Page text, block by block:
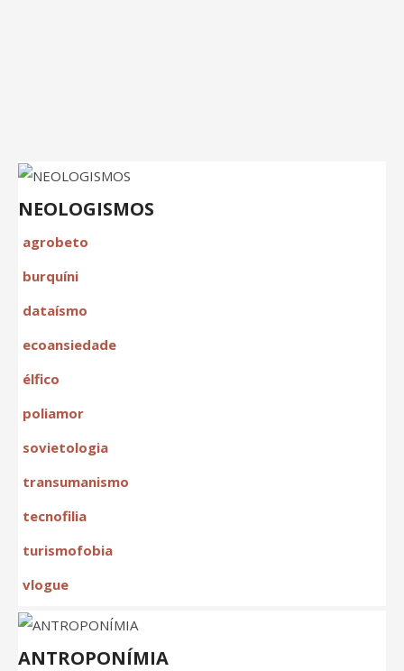
NEOLOGISMOS
agrobeto
burquíni
dataísmo
ecoansiedade
élfico
poliamor
sovietologia
transumanismo
tecnofilia
turismofobia
vlogue
ANTROPONÍMIA